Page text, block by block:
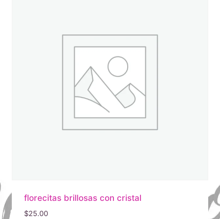
florecitas brillosas con cristal
$25.00